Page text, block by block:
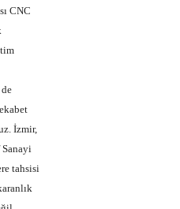
CNC
İzmir,
tahsisi